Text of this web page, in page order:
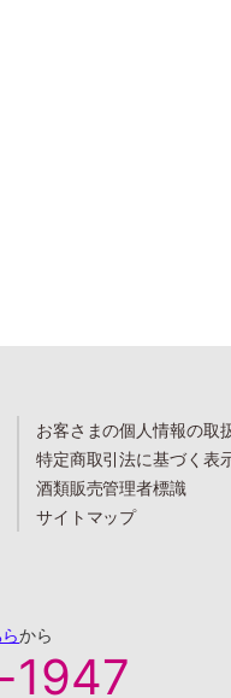
お客さまの個人情報の取
特定商取引法に基づく表
酒類販売管理者標識
サイトマップ
らから